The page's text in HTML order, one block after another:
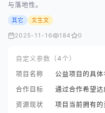
与落地性。
其它 文生文
2025-11-16 184 0
自定义参数（4个）
项目名称
公益项目的具体
合作目标
通过合作希望
资源现状
项目当前拥有的